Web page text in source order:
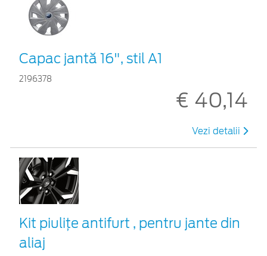
Capac jantă 16", stil A1
2196378
€ 40,14
Vezi detalii
Kit piuliţe antifurt , pentru jante din
aliaj